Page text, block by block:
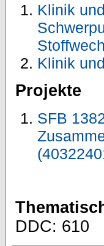
Klinik
Klinik
Projekte
SFB
DDC: 610